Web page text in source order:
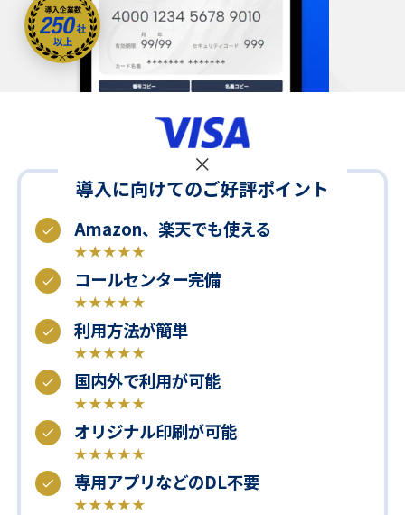
×
導入に向けてのご好評ポイント
Amazon、楽天でも使える
★★★★★
コールセンター完備
★★★★★
利用方法が簡単
★★★★★
国内外で利用が可能
★★★★★
オリジナル印刷が可能
★★★★★
専用アプリなどのDL不要
★★★★★